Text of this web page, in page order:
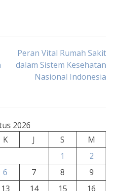
Peran Vital Rumah Sakit
dalam Sistem Kesehatan
Nasional Indonesia
2026
K J S
M
1
2
6 7 8
9
13 14 15
16